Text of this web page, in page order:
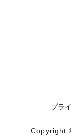
プラ
Copyright